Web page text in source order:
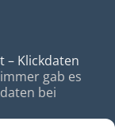
– Klickdaten
gab es
bei